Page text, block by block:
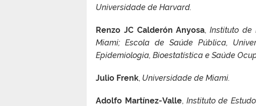
Universidade de Harvard.
Renzo JC Calderón Anyosa, Instituto de
Miami; Escola de Saúde Pública,
Epidemiologia, Bioestatística e Saúde
Julio Frenk, Universidade de Miami.
Adolfo Martínez-Valle, Instituto de